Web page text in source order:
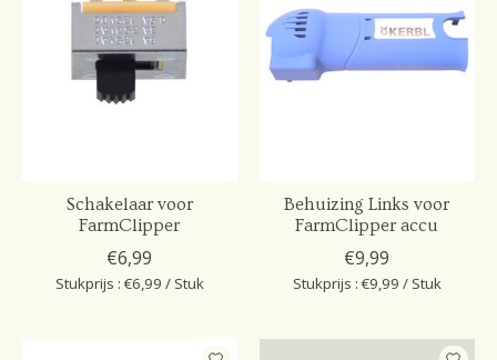
Schakelaar voor
FarmClipper
€6,99
Stukprijs : €6,99 / Stuk
Behuizing Links voor
FarmClipper accu
€9,99
Stukprijs : €9,99 / Stuk